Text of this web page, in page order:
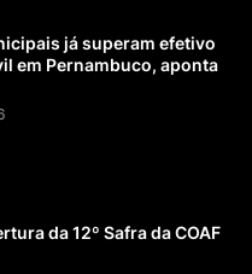
já superam efetivo
em Pernambuco, aponta
da 12º Safra da COAF